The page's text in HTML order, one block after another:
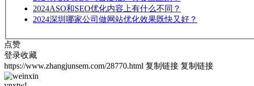
2024ASO和SEO优化内容上有什么不同？
2024深圳哪家公司做网站优化效果既快又好？
点赞
登录收藏
https://www.zhangjunsem.com/28770.html 复制链接 复制链接